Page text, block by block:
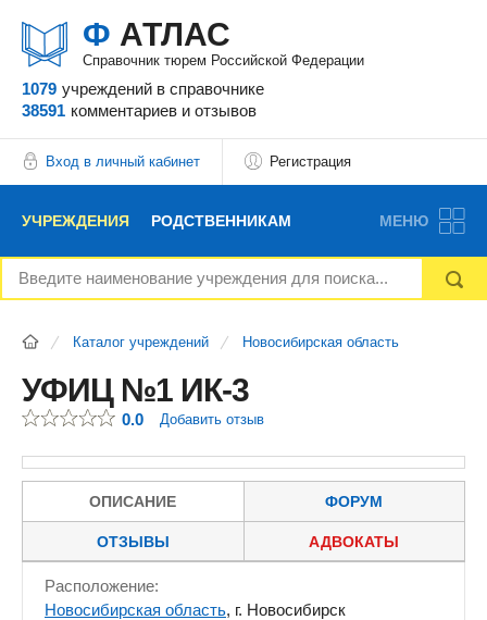
Ф АТЛАС
Справочник тюрем Российской Федерации
1079 учреждений в справочнике
38591 комментариев и отзывов
Вход в личный кабинет Регистрация
УЧРЕЖДЕНИЯ РОДСТВЕННИКАМ
НОВОСТИ БЛОГ АДВОКАТЫ
РЕКЛАМОДАТЕЛЯМ
МЕНЮ
Каталог учреждений Новосибирская область
УФИЦ №1 ИК-3
0.0 Добавить отзыв
ОПИСАНИЕ ФОРУМ
ОТЗЫВЫ АДВОКАТЫ
Расположение:
Новосибирская область, г. Новосибирск